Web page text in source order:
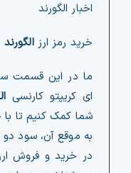
اخبار الگورند
خرید رمز ارزالگورند
ما در این قسمت
ای کریپتو کارنسی
شما کمک کنیم تا با
به موقع آن، سود
در خرید و فروش